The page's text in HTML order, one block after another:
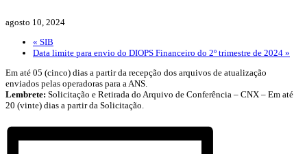
agosto 10, 2024
« SIB
Data limite para envio do DIOPS Financeiro do 2º trimestre de 2024 »
Em até 05 (cinco) dias a partir da recepção dos arquivos de atualização
enviados pelas operadoras para a ANS.
Lembrete: Solicitação e Retirada do Arquivo de Conferência – CNX – Em até
20 (vinte) dias a partir da Solicitação.